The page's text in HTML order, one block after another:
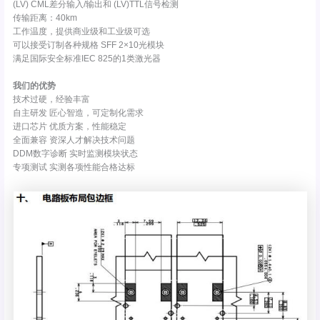
(LV) CML差分输入/输出和 (LV)TTL信号检测
传输距离：40km
工作温度，提供商业级和工业级可选
可以接受订制各种规格 SFF 2×10光模块
满足国际安全标准IEC 825的1类激光器
我们的优势
技术过硬，经验丰富
自主研发 匠心智造，可定制化需求
进口芯片 优质方案，性能稳定
全面兼容 资深人才解决技术问题
DDM数字诊断 实时监测模块状态
专项测试 实测各项性能合格达标